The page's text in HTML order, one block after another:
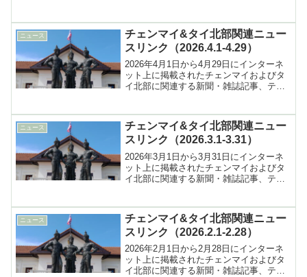
ニュース
チェンマイ&タイ北部関連ニュー
スリンク（2026.4.1-4.29）
2026年4月1日から4月29日にインターネ
ット上に掲載されたチェンマイおよびタ
イ北部に関連する新聞・雑誌記事、テレ
ニュース
チェンマイ&タイ北部関連ニュー
スリンク（2026.3.1-3.31）
2026年3月1日から3月31日にインターネ
ット上に掲載されたチェンマイおよびタ
イ北部に関連する新聞・雑誌記事、テレ
ニュース
チェンマイ&タイ北部関連ニュー
スリンク（2026.2.1-2.28）
2026年2月1日から2月28日にインターネ
ット上に掲載されたチェンマイおよびタ
イ北部に関連する新聞・雑誌記事、テレ